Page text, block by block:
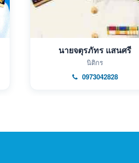
นายจตุรภัทร แสนศรี
นิติกร
0973042828